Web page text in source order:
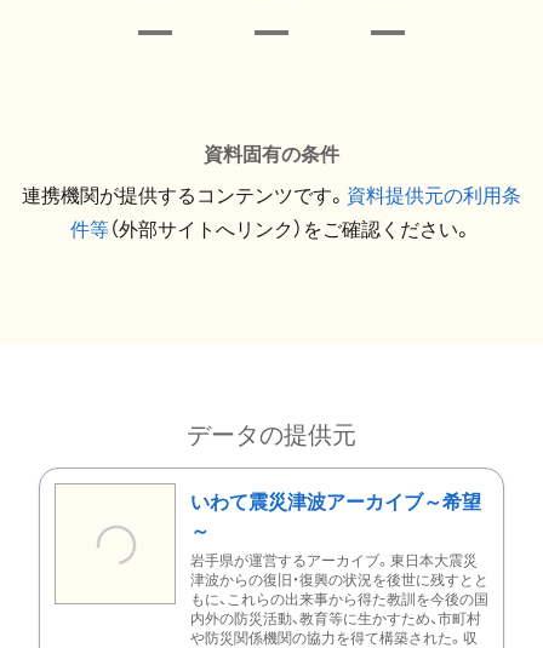
資料固有の条件
連携機関が提供するコンテンツです。 資料提供元の利用条
件等（外部サイトへリンク）をご確認ください。
データの提供元
いわて震災津波アーカイブ～希望
～
岩手県が運営するアーカイブ。東日本大震災
津波からの復旧・復興の状況を後世に残すとと
もに、これらの出来事から得た教訓を今後の国
内外の防災活動、教育等に生かすため、市町村
や防災関係機関の協力を得て構築された。収